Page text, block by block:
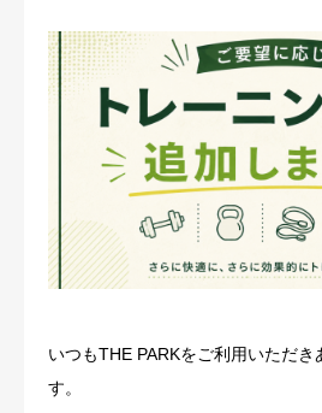
いつもTHE PARKをご利用いただき
す。
見学申込
WARP BIKE